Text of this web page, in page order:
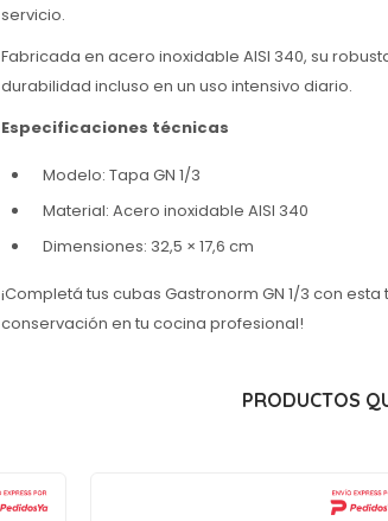
servicio.
Fabricada en acero inoxidable AISI 340, su
durabilidad incluso en un uso intensivo diario.
Especificaciones técnicas
Modelo: Tapa GN 1/3
Material: Acero inoxidable AISI 340
Dimensiones: 32,5 × 17,6 cm
¡Completá tus cubas Gastronorm GN 1/3 con
conservación en tu cocina profesional!
PRODUCTOS